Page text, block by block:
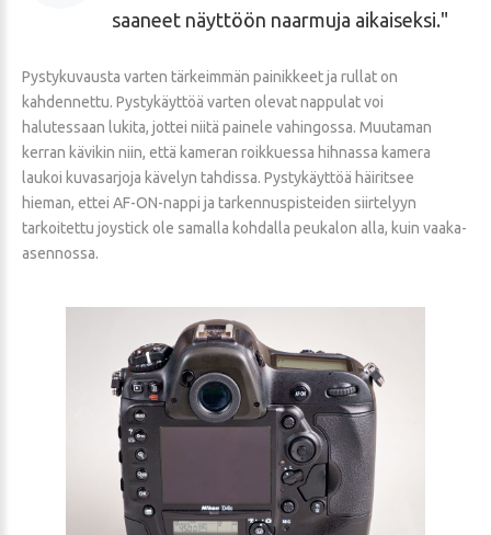
saaneet näyttöön naarmuja aikaiseksi.
Pystykuvausta varten tärkeimmän painikkeet ja rullat on
kahdennettu. Pystykäyttöä varten olevat nappulat voi
halutessaan lukita, jottei niitä painele vahingossa. Muutaman
kerran kävikin niin, että kameran roikkuessa hihnassa kamera
laukoi kuvasarjoja kävelyn tahdissa. Pystykäyttöä häiritsee
hieman, ettei AF-ON-nappi ja tarkennuspisteiden siirtelyyn
tarkoitettu joystick ole samalla kohdalla peukalon alla, kuin vaaka-
asennossa.